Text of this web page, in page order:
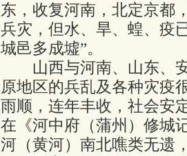
东，收复河南，北定京都
兵灾，但水、旱、蝗、疫
城邑多成墟”。
山西与河南、山东、安
原地区的兵乱及各种灾疫
雨顺，连年丰收，社会安
在《河中府（蒲州）修城
河（黄河）南北噍类无遗